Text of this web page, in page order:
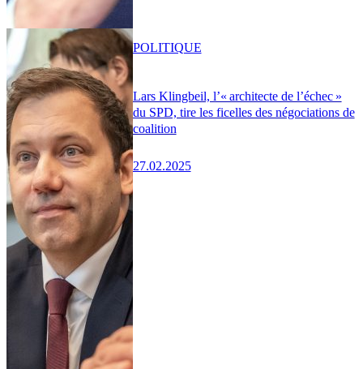
Lars Klingbeil, l’« architecte de l’échec »
du SPD, tire les ficelles des négociations de
coalition
27.02.2025
POLITIQUE